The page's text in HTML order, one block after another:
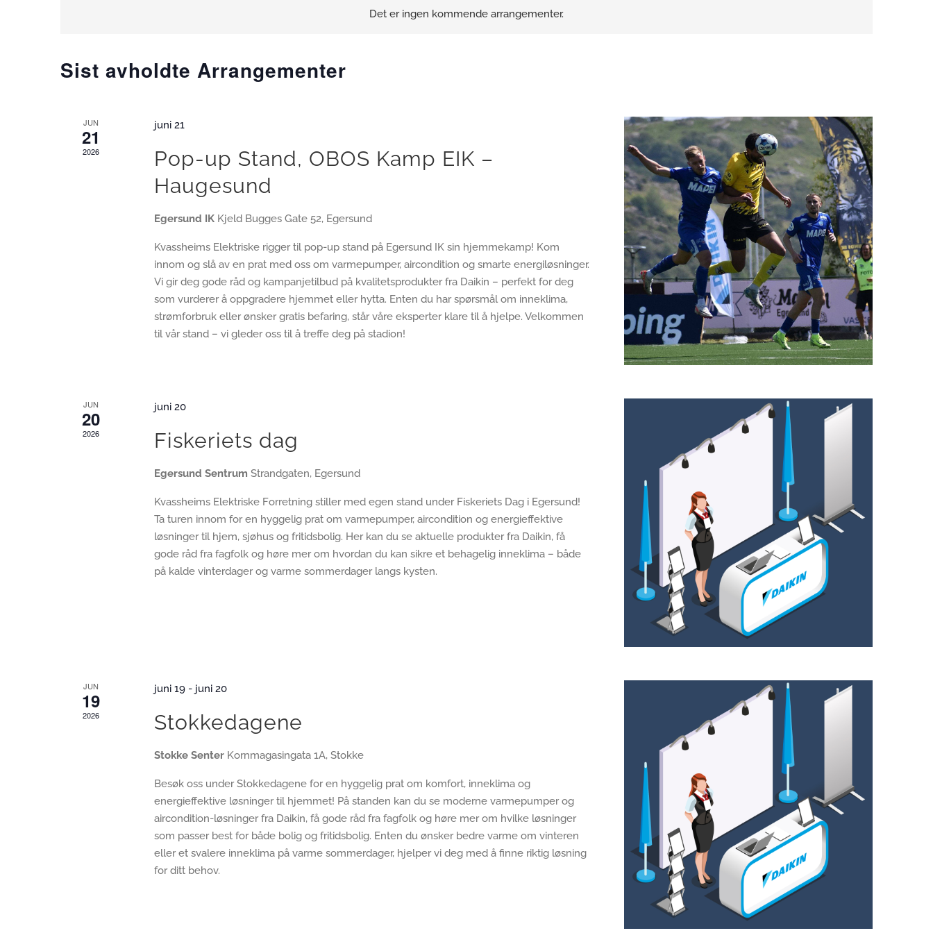
Det er ingen kommende arrangementer.
Sist avholdte Arrangementer
JUN
21
2026
juni 21
Pop-up Stand, OBOS Kamp EIK –
Haugesund
Egersund IK Kjeld Bugges Gate 52, Egersund
Kvassheims Elektriske rigger til pop-up stand på Egersund IK sin hjemmekamp! Kom
innom og slå av en prat med oss om varmepumper, aircondition og smarte energiløsninger.
Vi gir deg gode råd og kampanjetilbud på kvalitetsprodukter fra Daikin – perfekt for deg
som vurderer å oppgradere hjemmet eller hytta. Enten du har spørsmål om inneklima,
strømforbruk eller ønsker gratis befaring, står våre eksperter klare til å hjelpe. Velkommen
til vår stand – vi gleder oss til å treffe deg på stadion!
JUN
20
2026
juni 20
Fiskeriets dag
Egersund SentrumStrandgaten, Egersund
Kvassheims Elektriske Forretning stiller med egen stand under Fiskeriets Dag i Egersund!
Ta turen innom for en hyggelig prat om varmepumper, aircondition og energieffektive
løsninger til hjem, sjøhus og fritidsbolig. Her kan du se aktuelle produkter fra Daikin, få
gode råd fra fagfolk og høre mer om hvordan du kan sikre et behagelig inneklima – både
på kalde vinterdager og varme sommerdager langs kysten.
JUN
19
2026
juni 19 - juni 20
Stokkedagene
Stokke Senter Kornmagasingata 1A, Stokke
Besøk oss under Stokkedagene for en hyggelig prat om komfort, inneklima og
energieffektive løsninger til hjemmet! På standen kan du se moderne varmepumper og
aircondition-løsninger fra Daikin, få gode råd fra fagfolk og høre mer om hvilke løsninger
som passer best for både bolig og fritidsbolig. Enten du ønsker bedre varme om vinteren
eller et svalere inneklima på varme sommerdager, hjelper vi deg med å finne riktig løsning
for ditt behov.